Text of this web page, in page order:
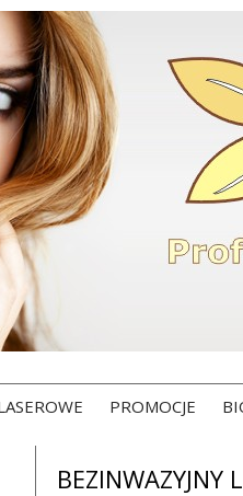
PROMOCJE
BEZINWAZYJNY